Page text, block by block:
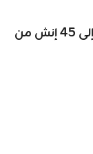
حامل شاشة طراز G60 لشاشات من 27 إلى 45 إنش من